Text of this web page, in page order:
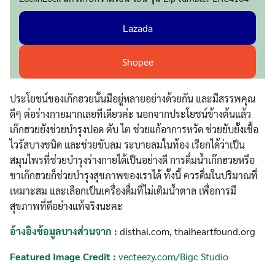
Lazada
Shopee
ประโยชน์ของเก๊กฮวยนั้นมีอยู่หลายอย่างด้วยกัน และมีสรรพคุณ
ดีๆ ต่อร่างกายมากเลยทีเดียวค่ะ นอกจากประโยชน์ข้างต้นแล้ว
เก๊กฮวยยังช่วยบำรุงปอด ตับ ไต ช่วยแก้อาการหวัด ช่วยยับยั้งเชื้อ
ไวรัสบางชนิด และช่วยขับลม ระบายลมในท้อง เรียกได้ว่าเป็น
สมุนไพรที่ช่วยบำรุงร่างกายได้เป็นอย่างดี การดื่มน้ำเก๊กฮวยหรือ
ชาเก๊กฮวยก็ช่วยบำรุงสุขภาพของเราได้ ทั้งนี้ ควรดื่มในปริมาณที่
เหมาะสม และเลือกเป็นเครื่องดื่มที่ไม่เติมน้ำตาล เพื่อการมี
สุขภาพที่ดีอย่างแท้จริงนะคะ
อ้างอิงข้อมูลบางส่วนจาก : disthai.com, thaiheartfound.org
Featured Image Credit : vecteezy.com/Bigc Studio